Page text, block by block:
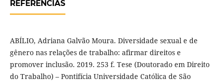
REFERÊNCIAS
ABÍLIO, Adriana Galvão Moura. Diversidade sexual e de
gênero nas relações de trabalho: afirmar direitos e
promover inclusão. 2019. 253 f. Tese (Doutorado em Direito
do Trabalho) – Pontifícia Universidade Católica de São